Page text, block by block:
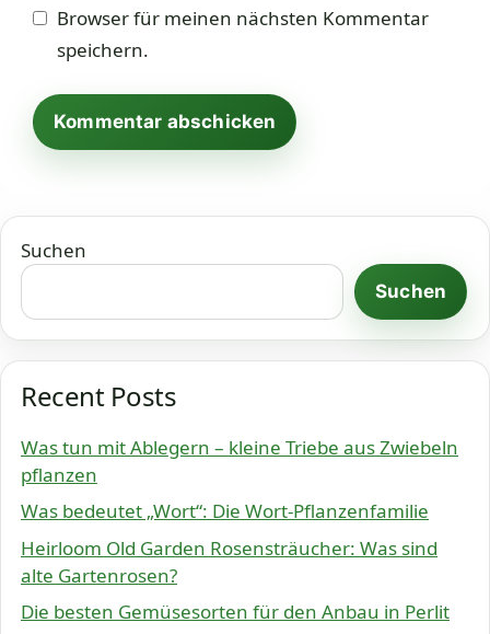
Browser für meinen nächsten Kommentar
speichern.
Suchen
Suchen
Recent Posts
Was tun mit Ablegern – kleine Triebe aus Zwiebeln
pflanzen
Was bedeutet „Wort“: Die Wort-Pflanzenfamilie
Heirloom Old Garden Rosensträucher: Was sind
alte Gartenrosen?
Die besten Gemüsesorten für den Anbau in Perlit